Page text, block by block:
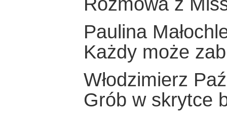
Paulina
Każdy może
Włodzimierz
Grób w skrytce